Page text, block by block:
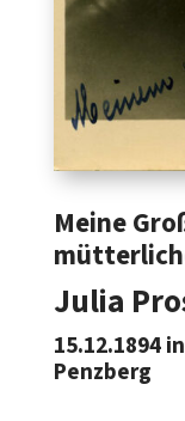
Meine
Julia
15.12.1894
Penzberg